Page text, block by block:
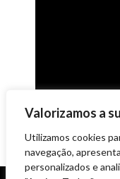
Valorizamos a
Utilizamos cookies
navegação,
personalizados e